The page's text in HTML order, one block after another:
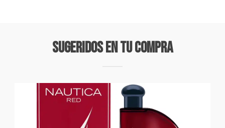
Sugeridos En Tu Compra